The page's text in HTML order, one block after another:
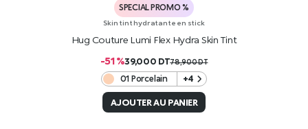
SPECIAL PROMO %
Skin tint hydratante en stick
Hug Couture Lumi Flex Hydra Skin Tint
-51 %39,000 DT78,900DT
01 Porcelain +4
AJOUTER AU PANIER